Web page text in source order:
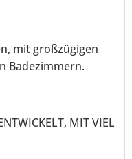
mit großzügigen
Badezimmern.
MIT VIEL